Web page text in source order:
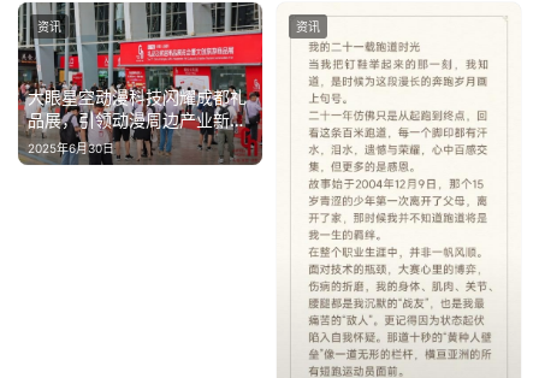
教
育
专
题
大眼星空动漫科技闪耀成都礼
品展，引领动漫周边产业新潮
流
2025年6月30日
资讯 资讯